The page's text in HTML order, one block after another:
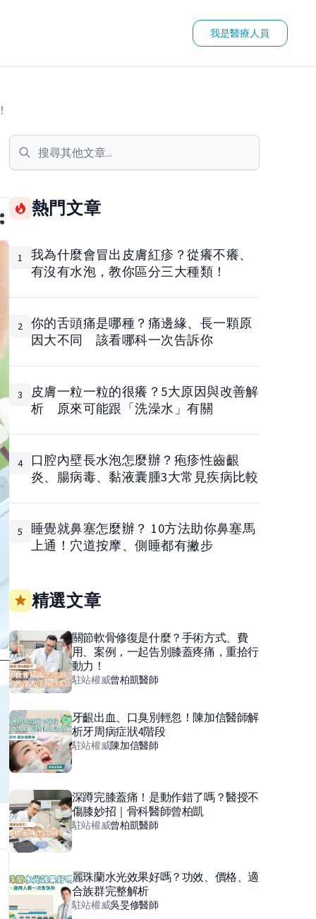
我是醫療人員
熱門文章
1
我為什麼會冒出皮膚紅疹？從癢不癢、
有沒有水泡，教你區分三大種類！
2
你的舌頭痛是哪種？痛邊緣、長一顆原
因大不同 該看哪科一次告訴你
3
皮膚一粒一粒的很癢？5大原因與改善解
析 原來可能跟「洗澡水」有關
4
口腔內壁長水泡怎麼辦？疱疹性齒齦
炎、腸病毒、黏液囊腫3大常見疾病比較
5
睡覺就鼻塞怎麼辦？ 10方法助你鼻塞馬
上通！穴道按摩、側睡都有撇步
精選文章
關節軟骨修復是什麼？手術方式、費
用、案例，一起告別膝蓋疼痛，重拾行
動力！
駐站權威曾柏凱醫師
牙齦出血、口臭別輕忽！陳加信醫師解
析牙周病症狀4階段
駐站權威陳加信醫師
深蹲完膝蓋痛！是動作錯了嗎？醫授不
傷膝妙招｜骨科醫師曾柏凱
駐站權威曾柏凱醫師
麗珠蘭水光效果好嗎？功效、價格、適
合族群完整解析
駐站權威吳旻修醫師